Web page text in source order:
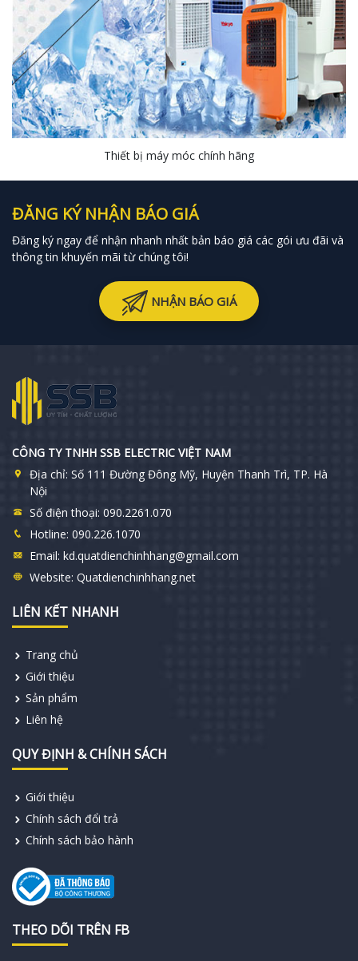
Thiết bị máy móc chính hãng
ĐĂNG KÝ NHẬN BÁO GIÁ
Đăng ký ngay để nhận nhanh nhất bản báo giá các gói ưu đãi và
thông tin khuyến mãi từ chúng tôi!
NHẬN BÁO GIÁ
CÔNG TY TNHH SSB ELECTRIC VIỆT NAM
Địa chỉ: Số 111 Đường Đông Mỹ, Huyện Thanh Trì, TP. Hà
Nội
Số điện thoại: 090.2261.070
Hotline: 090.226.1070
Email: kd.quatdienchinhhang@gmail.com
Website: Quatdienchinhhang.net
LIÊN KẾT NHANH
Trang chủ
Giới thiệu
Sản phẩm
Liên hệ
QUY ĐỊNH & CHÍNH SÁCH
Giới thiệu
Chính sách đổi trả
Chính sách bảo hành
THEO DÕI TRÊN FB